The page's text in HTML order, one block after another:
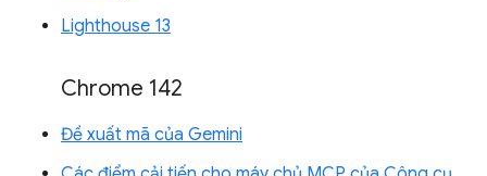
Lighthouse 13
Chrome 142
Đề xuất mã của Gemini